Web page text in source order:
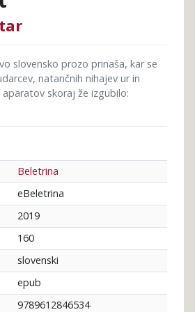
slovensko prozo prinaša, kar se
natančnih nihajev ur in
skoraj že izgubilo:
Beletrina
eBeletrina
2019
160
slovenski
epub
9789612846534